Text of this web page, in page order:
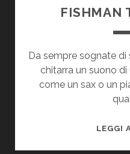
FISHMAN
Da sempre sognate
chitarra un suono
come un sax o un
LEGGI